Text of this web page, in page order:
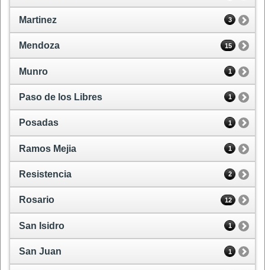
Martinez 3
Mendoza 15
Munro 1
Paso de los Libres 1
Posadas 1
Ramos Mejia 1
Resistencia 2
Rosario 12
San Isidro 1
San Juan 1